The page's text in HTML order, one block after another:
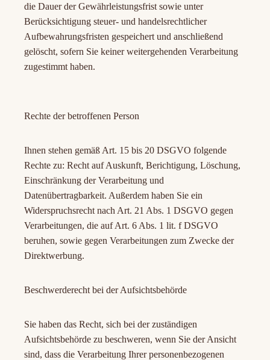
die Dauer der Gewährleistungsfrist sowie unter
Berücksichtigung steuer- und handelsrechtlicher
Aufbewahrungsfristen gespeichert und anschließend
gelöscht, sofern Sie keiner weitergehenden Verarbeitung
zugestimmt haben.
Rechte der betroffenen Person
Ihnen stehen gemäß Art. 15 bis 20 DSGVO folgende
Rechte zu: Recht auf Auskunft, Berichtigung, Löschung,
Einschränkung der Verarbeitung und
Datenübertragbarkeit. Außerdem haben Sie ein
Widerspruchsrecht nach Art. 21 Abs. 1 DSGVO gegen
Verarbeitungen, die auf Art. 6 Abs. 1 lit. f DSGVO
beruhen, sowie gegen Verarbeitungen zum Zwecke der
Direktwerbung.
Beschwerderecht bei der Aufsichtsbehörde
Sie haben das Recht, sich bei der zuständigen
Aufsichtsbehörde zu beschweren, wenn Sie der Ansicht
sind, dass die Verarbeitung Ihrer personenbezogenen